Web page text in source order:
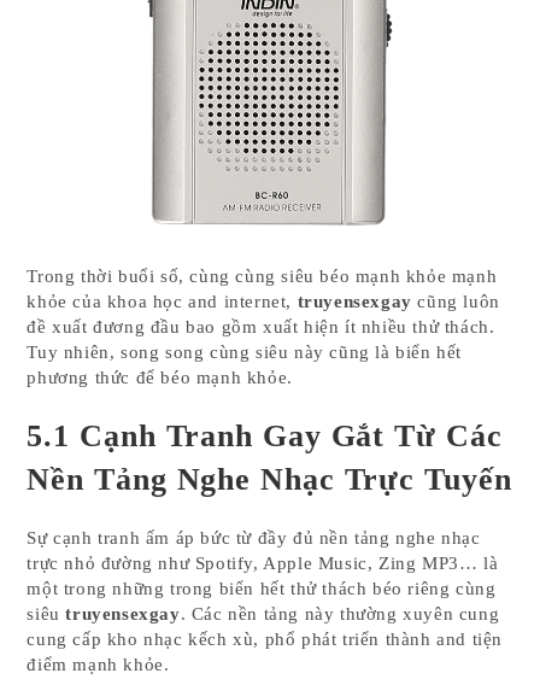
Trong thời buổi số, cùng cùng siêu béo mạnh khỏe mạnh
khỏe của khoa học and internet, truyensexgay cũng luôn
đề xuất đương đầu bao gồm xuất hiện ít nhiều thử thách.
Tuy nhiên, song song cùng siêu này cũng là biển hết
phương thức để béo mạnh khỏe.
5.1 Cạnh Tranh Gay Gắt Từ Các
Nền Tảng Nghe Nhạc Trực Tuyến
Sự cạnh tranh ấm áp bức từ đầy đủ nền tảng nghe nhạc
trực nhỏ đường như Spotify, Apple Music, Zing MP3… là
một trong những trong biển hết thử thách béo riêng cùng
siêutruyensexgay. Các nền tảng này thường xuyên cung
cung cấp kho nhạc kếch xù, phổ phát triển thành and tiện
điểm mạnh khỏe.